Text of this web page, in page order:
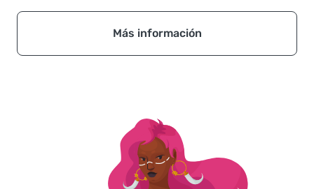
Más información